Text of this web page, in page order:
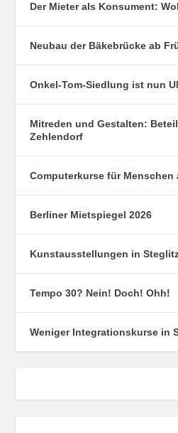
Der Mieter als Konsument:
Neubau der Bäkebrücke ab
Onkel-Tom-Siedlung ist nun
Mitreden und Gestalten:
Zehlendorf
Computerkurse für Menschen
Berliner Mietspiegel 2026
Kunstausstellungen in
Tempo 30? Nein! Doch! Ohh!
Weniger Integrationskurse in